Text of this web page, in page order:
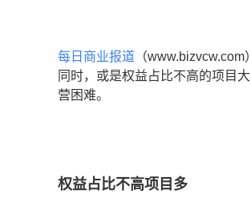
每日商业报道 （
同时，或是权益占比不高的项目
营困难。
权益占比不高项目多